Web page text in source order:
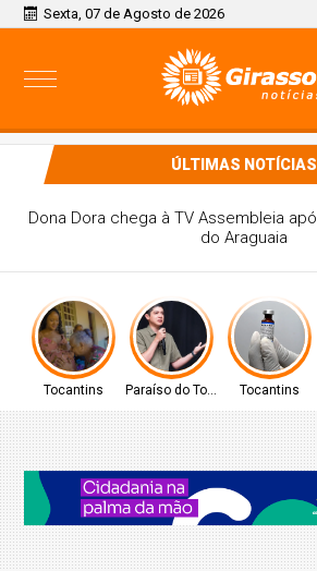
Sexta, 07 de Agosto de 2026
ÚLTIMAS NOTÍCIAS
CELSO MORAIS, PARTICIPARÁ DE
A NÍVEL NACIONAL EM BRASÍLIA
Tocantins Paraíso do TocantinsTocantins